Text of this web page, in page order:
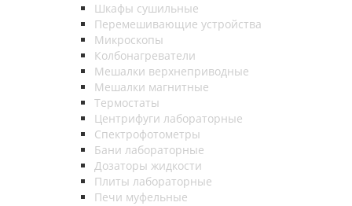
Шкафы сушильные
Перемешивающие устройства
Микроскопы
Колбонагреватели
Мешалки верхнеприводные
Мешалки магнитные
Термостаты
Центрифуги лабораторные
Спектрофотометры
Бани лабораторные
Дозаторы жидкости
Плиты лабораторные
Печи муфельные